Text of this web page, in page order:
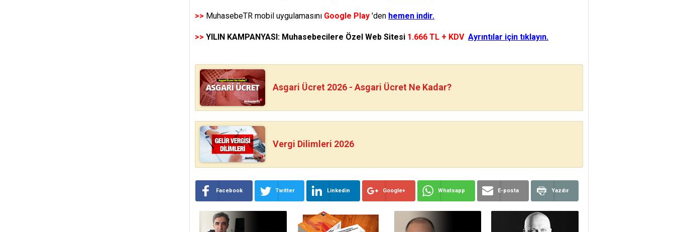
>> MuhasebeTR mobil uygulamasını Google Play 'den hemen indir.
>> YILIN KAMPANYASI: Muhasebecilere Özel Web Sitesi 1.666 TL + KDV Ayrıntılar için tıklayın.
Asgari Ücret 2026 - Asgari Ücret Ne Kadar?
Vergi Dilimleri 2026
Facebook Twitter Linkedin Google+ Whatsapp E-posta Yazdır